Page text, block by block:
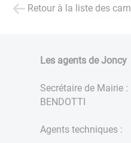
Retour à la liste des
Les agents de Joncy
Secrétaire de Mairie
BENDOTTI
Agents techniques :